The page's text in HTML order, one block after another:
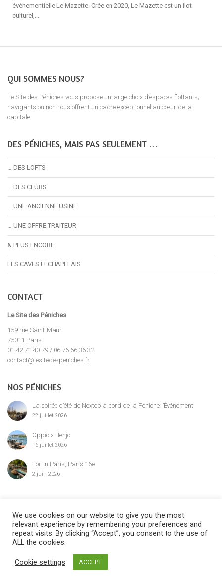
événementielle Le Mazette. Crée en 2020, Le Mazette est un ilot
culturel,...
QUI SOMMES NOUS?
Le Site des Péniches vous propose un large choix d’espaces flottants;
navigants ou non, tous offrent un cadre exceptionnel au coeur de la
capitale.
DES PÉNICHES, MAIS PAS SEULEMENT …
… DES LOFTS
… DES CLUBS
… UNE ANCIENNE USINE
… UNE OFFRE TRAITEUR
& PLUS ENCORE
LES CAVES LECHAPELAIS
CONTACT
Le Site des Péniches
159 rue Saint-Maur
75011 Paris
01.42.71.40.79 / 06 76 66 36 32
contact@lesitedespeniches.fr
NOS PÉNICHES
La soirée d’été de Nextep à bord de la Péniche l’Événement
22 juillet 2026
Oppic x Henjo
16 juillet 2026
Foil in Paris, Paris 16e
2 juin 2026
©2024 Le Site des Péniches,privatisation, location et réservation des
péniches parisiennes
We use cookies on our website to give you the most
relevant experience by remembering your preferences and
repeat visits. By clicking “Accept”, you consent to the use of
ALL the cookies.
Cookie settings ACCEPT